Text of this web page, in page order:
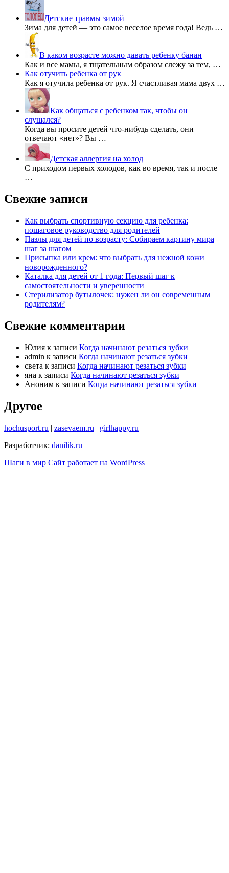
Детские травмы зимой
Зима для детей — это самое веселое время года! Ведь …
В каком возрасте можно давать ребенку банан
Как и все мамы, я тщательным образом слежу за тем, …
Как отучить ребенка от рук
Как я отучила ребенка от рук. Я счастливая мама двух …
Как общаться с ребенком так, чтобы он
слушался?
Когда вы просите детей что-нибудь сделать, они
отвечают «нет»? Вы …
Детская аллергия на холод
С приходом первых холодов, как во время, так и после
…
Свежие записи
Как выбрать спортивную секцию для ребенка:
пошаговое руководство для родителей
Пазлы для детей по возрасту: Собираем картину мира
шаг за шагом
Присыпка или крем: что выбрать для нежной кожи
новорожденного?
Каталка для детей от 1 года: Первый шаг к
самостоятельности и уверенности
Стерилизатор бутылочек: нужен ли он современным
родителям?
Свежие комментарии
Юлия к записи Когда начинают резаться зубки
admin к записи Когда начинают резаться зубки
света к записи Когда начинают резаться зубки
яна к записи Когда начинают резаться зубки
Аноним к записи Когда начинают резаться зубки
Другое
hochusport.ru | zasevaem.ru | girlhappy.ru
Разработчик: danilik.ru
Шаги в мир Сайт работает на WordPress